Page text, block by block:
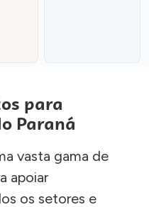
para
Paraná
vasta gama de
apoiar
os setores e